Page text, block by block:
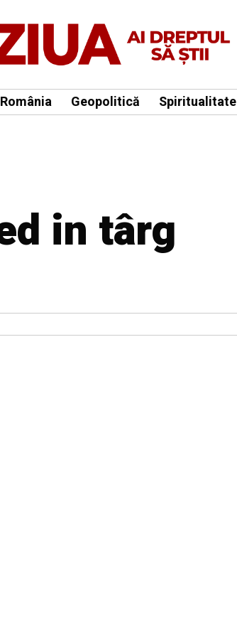
România Geopolitică Spiritualitate
in târg